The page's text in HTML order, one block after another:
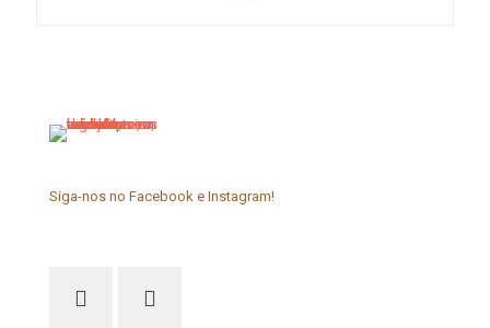
Siga-nos no Facebook e Instagram!